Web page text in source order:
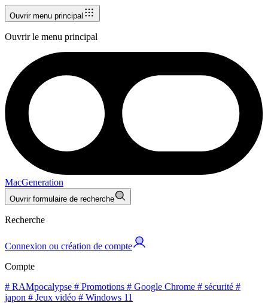
Ouvrir menu principal
Ouvrir le menu principal
MacGeneration
Ouvrir formulaire de recherche
Recherche
Connexion ou création de compte
Compte
# RAMpocalypse # Promotions # Google Chrome # sécurité #
japon # Jeux vidéo # Windows 11